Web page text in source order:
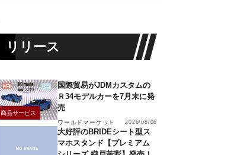
リリース
商品サービス
国際貿易がJDMカスタムの
Ｒ34モデルカーを7月末に発
売
ワールドマーケット 2026/08/06
大好評のBRIDEシート型ス
マホスタンド【プレミアム